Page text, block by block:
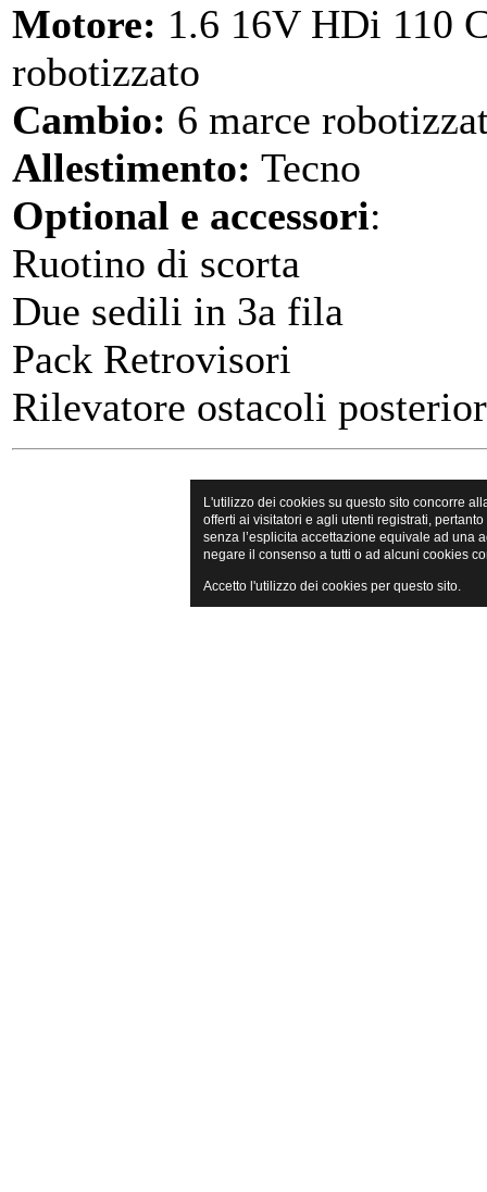
Motore: 1.6 16V HDi 110
robotizzato
Cambio: 6 marce
Allestimento: Tecno
Optional e accessori:
Ruotino di scorta
Due sedili in 3a fila
Pack Retrovisori
Rilevatore ostacoli